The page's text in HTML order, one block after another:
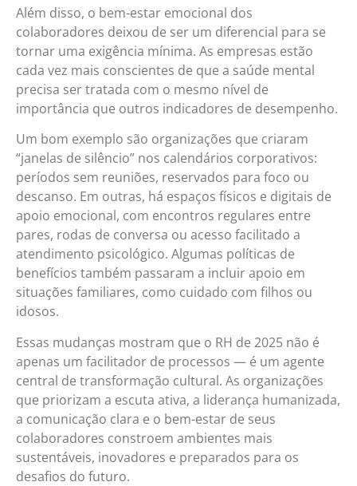
Além disso, o bem-estar emocional dos
colaboradores deixou de ser um diferencial para se
tornar uma exigência mínima. As empresas estão
cada vez mais conscientes de que a saúde mental
precisa ser tratada com o mesmo nível de
importância que outros indicadores de desempenho.
Um bom exemplo são organizações que criaram
“janelas de silêncio” nos calendários corporativos:
períodos sem reuniões, reservados para foco ou
descanso. Em outras, há espaços físicos e digitais de
apoio emocional, com encontros regulares entre
pares, rodas de conversa ou acesso facilitado a
atendimento psicológico. Algumas políticas de
benefícios também passaram a incluir apoio em
situações familiares, como cuidado com filhos ou
idosos.
Essas mudanças mostram que o RH de 2025 não é
apenas um facilitador de processos — é um agente
central de transformação cultural. As organizações
que priorizam a escuta ativa, a liderança humanizada,
a comunicação clara e o bem-estar de seus
colaboradores constroem ambientes mais
sustentáveis, inovadores e preparados para os
desafios do futuro.